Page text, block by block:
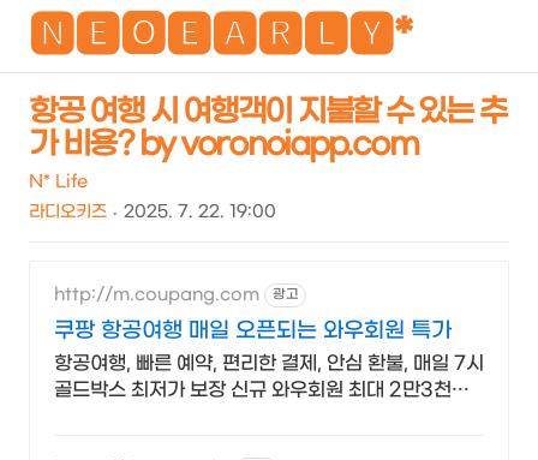
🅽🅴🅾🅴🅰🆁🅻🆈*
항공 여행 시 여행객이 지불할 수 있는 추
가 비용? by voronoiapp.com
N* Life
라디오키즈
2025. 7. 22. 19:00
http://m.coupang.com 광고
쿠팡 항공여행 매일 오픈되는 와우회원 특가
항공여행, 빠른 예약, 편리한 결제, 안심 환불, 매일 7시
골드박스 최저가 보장 신규 와우회원 최대 2만3천원